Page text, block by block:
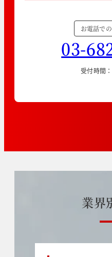
お電話で
03-
受付時間
業界